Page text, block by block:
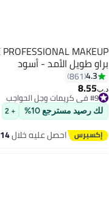
4
براو طويل الأمد - أسود
4.3
861
د.ب‏8.55
#9 في كريمات وجل الحواجب
تم بيع +30 مؤخرًا
#9 في كريمات وجل الحواجب
لك رصيد مسترجع 10% + 2
احصل عليه خلال14 - 15 اغسطس